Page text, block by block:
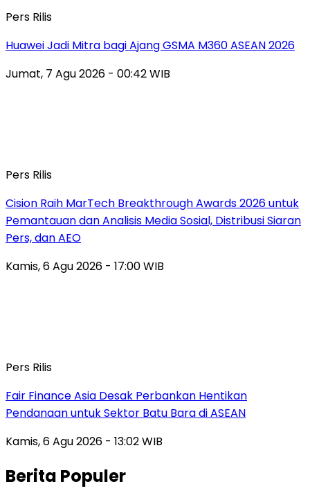
Pers Rilis
Huawei Jadi Mitra bagi Ajang GSMA M360 ASEAN 2026
Jumat, 7 Agu 2026 - 00:42 WIB
Pers Rilis
Cision Raih MarTech Breakthrough Awards 2026 untuk
Pemantauan dan Analisis Media Sosial, Distribusi Siaran
Pers, dan AEO
Kamis, 6 Agu 2026 - 17:00 WIB
Pers Rilis
Fair Finance Asia Desak Perbankan Hentikan
Pendanaan untuk Sektor Batu Bara di ASEAN
Kamis, 6 Agu 2026 - 13:02 WIB
Berita Populer